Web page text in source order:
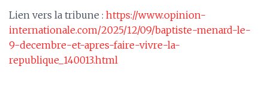
Lien vers la tribune : https://www.opinion-
internationale.com/2025/12/09/baptiste-menard-le-
9-decembre-et-apres-faire-vivre-la-
republique_140013.html